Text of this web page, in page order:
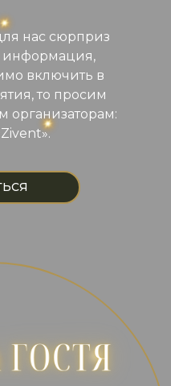
нас сюрприз
информация,
включить в
то просим
организаторам: